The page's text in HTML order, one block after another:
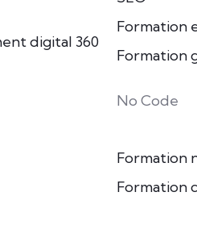
digital 360
Formation
Formation
No Code
Formation
Formation